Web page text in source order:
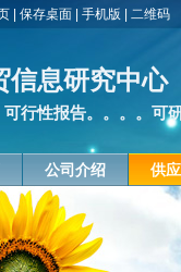
保存桌面 手机版 二维码
信息研究中心
行性报告。。。。可
公司介绍 供